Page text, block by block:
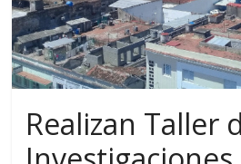
Realizan Taller